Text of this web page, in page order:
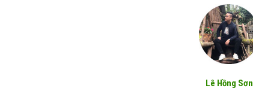
Lê Hồng Sơn